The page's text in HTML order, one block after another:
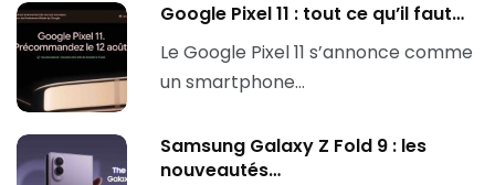
Google Pixel 11 : tout ce qu’il faut…
Le Google Pixel 11 s’annonce comme
un smartphone…
Samsung Galaxy Z Fold 9 : les
nouveautés…